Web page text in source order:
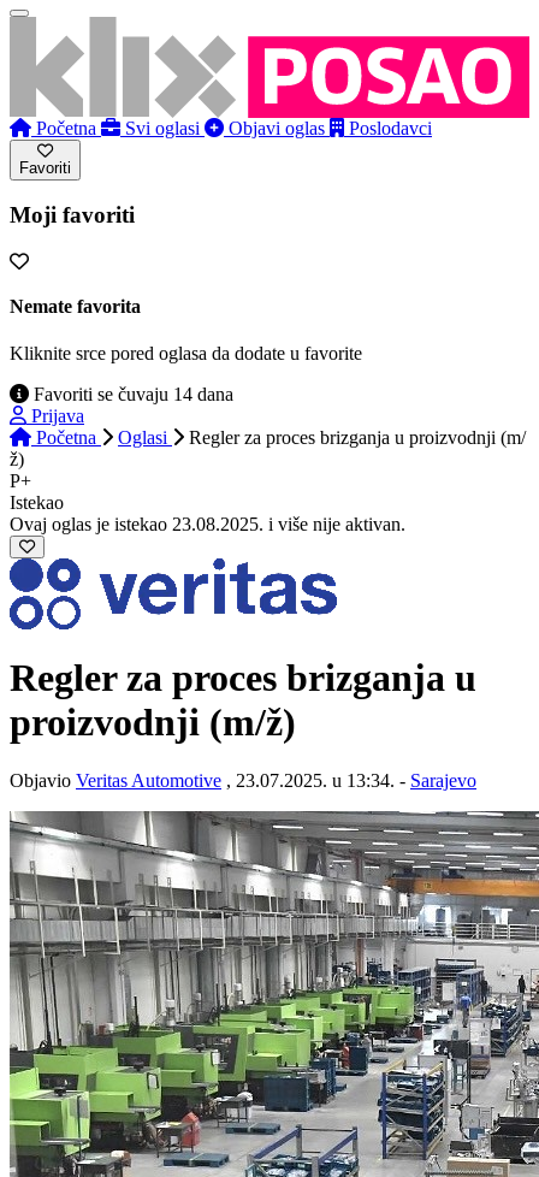
Početna Svi oglasi Objavi oglas Poslodavci
Favoriti
Moji favoriti
Nemate favorita
Kliknite srce pored oglasa da dodate u favorite
Favoriti se čuvaju 14 dana
Prijava
Početna
Oglasi
Regler za proces brizganja u proizvodnji (m/
ž)
P+
Istekao
Ovaj oglas je istekao 23.08.2025. i više nije aktivan.
Regler za proces brizganja u
proizvodnji (m/ž)
Objavio Veritas Automotive , 23.07.2025. u 13:34. - Sarajevo